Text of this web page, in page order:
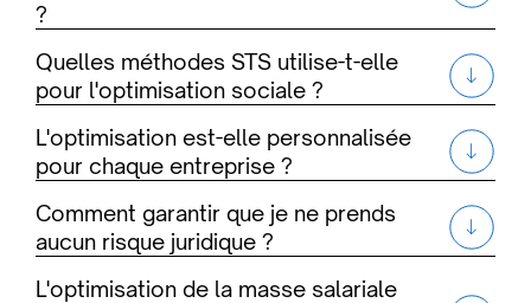
?
Quelles méthodes STS utilise-t-elle
pour l'optimisation sociale ?
L'optimisation est-elle personnalisée
pour chaque entreprise ?
Comment garantir que je ne prends
aucun risque juridique ?
L'optimisation de la masse salariale